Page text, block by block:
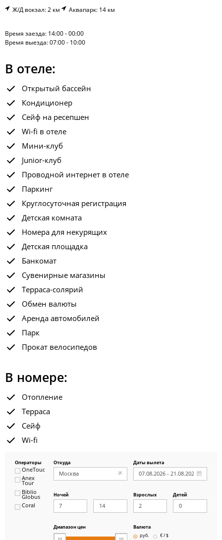
Ж/Д вокзал: 2 км Аквапарк: 14 км
Время заезда: 14:00 - 00:00
Время выезда: 07:00 - 10:00
В отеле:
Открытый бассейн
Кондиционер
Сейф на ресепшен
Wi-fi в отеле
Мини-клуб
Junior-клуб
Проводной интернет в отеле
Паркинг
Круглосуточная регистрация
Детская комната
Номера для некурящих
Детская площадка
Банкомат
Сувенирные магазины
Терраса-солярий
Обмен валюты
Аренда автомобилей
Парк
Прокат велосипедов
В номере:
Отопление
Терраса
Сейф
Wi-fi
Операторы
OneTouch&Travel
Anex
Tour
Biblio
Globus
Coral
Откуда Даты вылета
Ночей Взрослых Детей
Диапазон цен
Валюта
руб.
€ / $